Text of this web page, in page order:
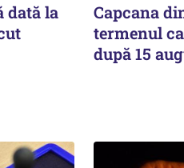
dată la
Capcana
termenul
după 15